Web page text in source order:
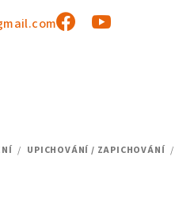
/ UPICHOVÁNÍ / ZAPICHOVÁNÍ /